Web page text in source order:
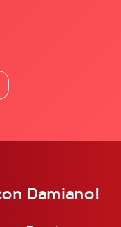
Damiano!